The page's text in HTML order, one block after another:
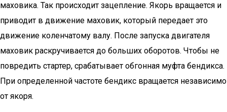
маховика. Так происходит зацепление. Якорь вращается и
приводит в движение маховик, который передает это
движение коленчатому валу. После запуска двигателя
маховик раскручивается до больших оборотов. Чтобы не
повредить стартер, срабатывает обгонная муфта бендикса.
При определенной частоте бендикс вращается независимо
от якоря.